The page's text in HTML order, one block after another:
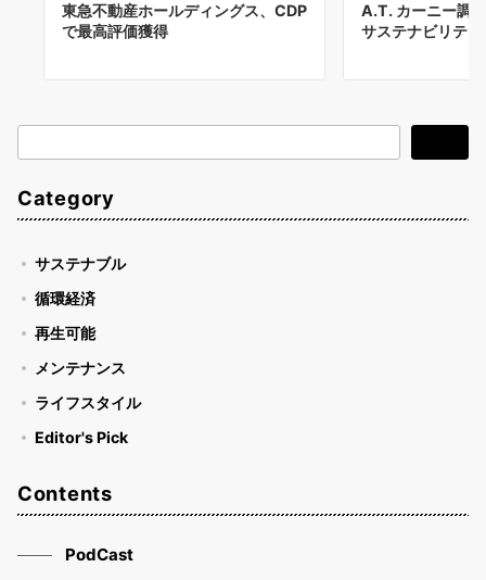
東急不動産ホールディングス、CDP
で最高評価獲得
A.T. カーニー調
サステナビリテ
索
Category
サステナブル
循環経済
再生可能
メンテナンス
ライフスタイル
Editor's Pick
Contents
PodCast